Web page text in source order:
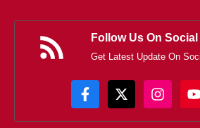
Follow Us On
Get Latest Update On